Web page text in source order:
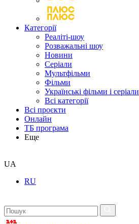
Категорії
Реаліті-шоу
Розважальні шоу
Новини
Серіали
Мультфільми
Фільми
Українські фільми і серіали
Всі категорії
Всі проєкти
Онлайн
ТБ програма
Еще
UA
RU